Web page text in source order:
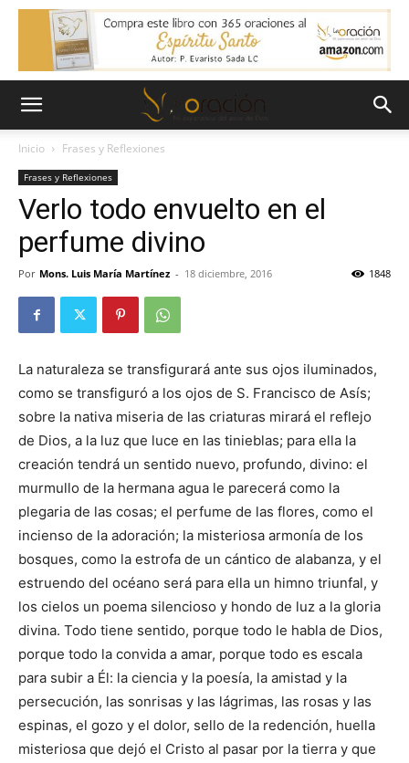
Inicio Frases y Reflexiones
Frases y Reflexiones
Verlo todo envuelto en el
perfume divino
Por Mons. Luis María Martínez - 18 diciembre, 2016 1848
La naturaleza se transfigurará ante sus ojos iluminados,
como se transfiguró a los ojos de S. Francisco de Asís;
sobre la nativa miseria de las criaturas mirará el reflejo
de Dios, a la luz que luce en las tinieblas; para ella la
creación tendrá un sentido nuevo, profundo, divino: el
murmullo de la hermana agua le parecerá como la
plegaria de las cosas; el perfume de las flores, como el
incienso de la adoración; la misteriosa armonía de los
bosques, como la estrofa de un cántico de alabanza, y el
estruendo del océano será para ella un himno triunfal, y
los cielos un poema silencioso y hondo de luz a la gloria
divina. Todo tiene sentido, porque todo le habla de Dios,
porque todo la convida a amar, porque todo es escala
para subir a Él: la ciencia y la poesía, la amistad y la
persecución, las sonrisas y las lágrimas, las rosas y las
espinas, el gozo y el dolor, sello de la redención, huella
misteriosa que dejó el Cristo al pasar por la tierra y que